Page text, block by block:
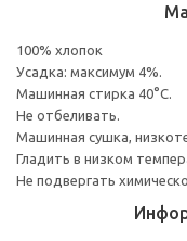
100% хлопок
Усадка: максимум 4%.
Машинная стирка 40°С.
Не отбеливать.
Машинная сушка,
Гладить в низком
Не подвергать